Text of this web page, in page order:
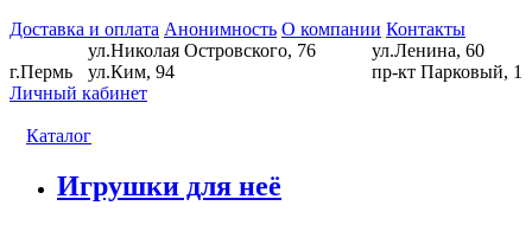
Доставка и оплата Анонимность О компании Контакты
г.Пермь
ул.Николая Островского, 76
ул.Ким, 94
ул.Ленина, 60
пр-кт Парковый, 1
Личный кабинет
Каталог
Игрушки для неё